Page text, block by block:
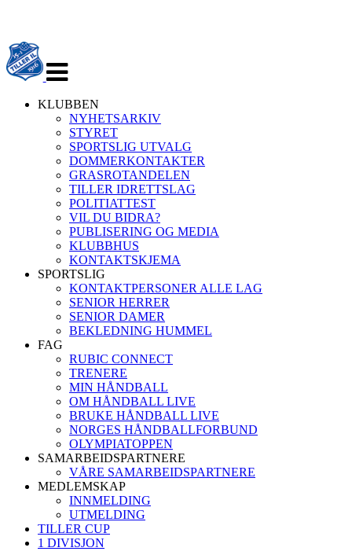
navigasjon
KLUBBEN
NYHETSARKIV
STYRET
SPORTSLIG UTVALG
DOMMERKONTAKTER
GRASROTANDELEN
TILLER IDRETTSLAG
POLITIATTEST
VIL DU BIDRA?
PUBLISERING OG MEDIA
KLUBBHUS
KONTAKTSKJEMA
SPORTSLIG
KONTAKTPERSONER ALLE LAG
SENIOR HERRER
SENIOR DAMER
BEKLEDNING HUMMEL
FAG
RUBIC CONNECT
TRENERE
MIN HÅNDBALL
OM HÅNDBALL LIVE
BRUKE HÅNDBALL LIVE
NORGES HÅNDBALLFORBUND
OLYMPIATOPPEN
SAMARBEIDSPARTNERE
VÅRE SAMARBEIDSPARTNERE
MEDLEMSKAP
INNMELDING
UTMELDING
TILLER CUP
1 DIVISJON